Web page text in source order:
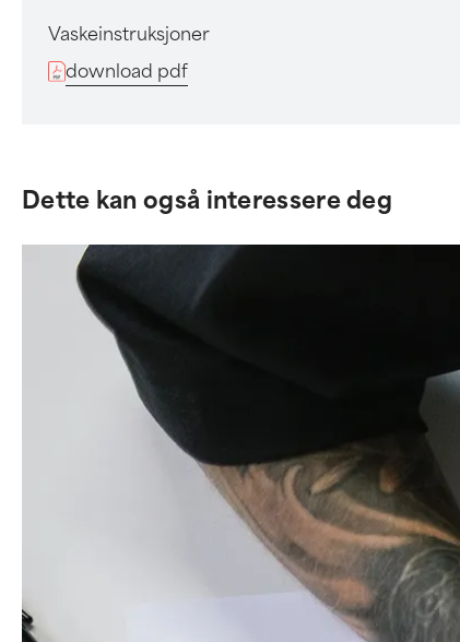
Vaskeinstruksjoner
download pdf
Dette kan også interessere deg